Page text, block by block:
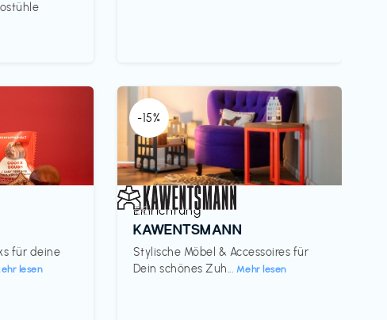
für deine
lesen
-15%
Einrichtung
KAWENTSMANN
Stylische Möbel & Accessoires für
Dein schönes Zuh... Mehr lesen
€€‎